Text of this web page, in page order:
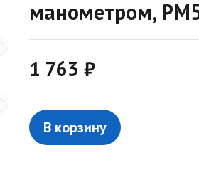
манометром,
1 763 ₽
В корзину